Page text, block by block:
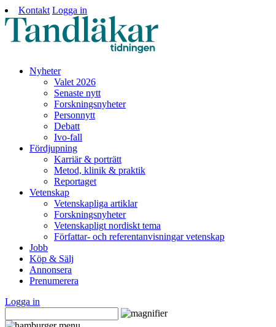
Kontakt Logga in
Nyheter
Valet 2026
Senaste nytt
Forskningsnyheter
Personnytt
Debatt
Ivo-fall
Fördjupning
Karriär & porträtt
Metod, klinik & praktik
Reportaget
Vetenskap
Vetenskapliga artiklar
Forskningsnyheter
Vetenskapligt nordiskt tema
Författar- och referentanvisningar vetenskap
Jobb
Köp & Sälj
Annonsera
Prenumerera
Logga in